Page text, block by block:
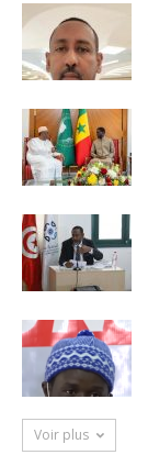
Voir plus